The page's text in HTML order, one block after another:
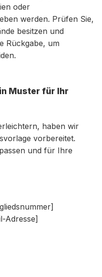
oder
werden. Prüfen Sie,
besitzen und
Rückgabe, um
Muster für Ihr
haben wir
vorbereitet.
und für Ihre
Adresse]